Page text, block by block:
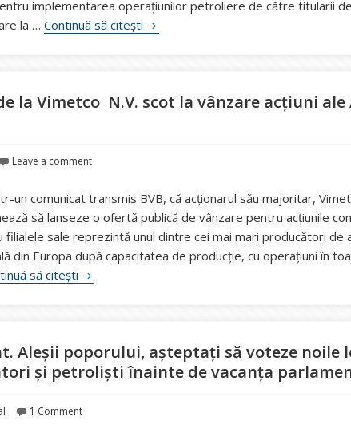
implementarea operaţiunilor petroliere de către titularii
la …Continuă să citești Legea offshore, se continuă analiza
la Vimetco N.V. scot la vânzare acţiuni ale
Leave a comment
un comunicat transmis BVB, că acționarul său majoritar,
să lanseze o ofertă publică de vânzare pentru acțiunile
filialele sale reprezintă unul dintre cei mai mari producători de
din Europa după capacitatea de producție, cu operațiuni în
să citești Anunț la bursă: Patronii ruși de la Vimetco N.V.
Aleșii poporului, așteptați să voteze noile
și petroliști înainte de vacanța
1 Comment